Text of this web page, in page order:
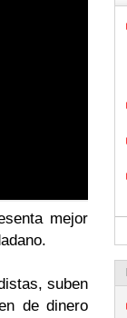
mejor
suben
de dinero